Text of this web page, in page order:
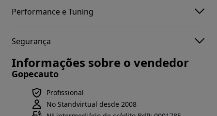
Performance e Tuning
Segurança
Informações sobre o vendedor
Gopecauto
Profissional
No Standvirtual desde 2008